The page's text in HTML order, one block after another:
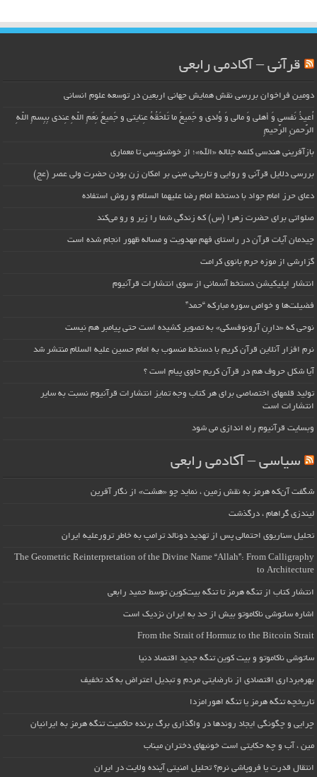
قرآنی – آکادمی رابعی
دومین فراخوان بررسی نقش همایش جهانی اربعین در توسعه علوم انسانی
اُعیذُ نَفسی وَ أهلی وَ مالی وَ وُلدی و جَمیعَ ما تَلحَقُهُ عِنایتی و جَمیعَ نِعَمِ اللّهِ عِندی بِبِسمِ اللّهِ
الرَّحمنِ الرَّحیمِ
بازآفرینی هندسی کلمه جلاله «الله»؛ از خوشنویسی تا معماری
بررسی دلایل قرآنی و روایی و تاریخی مبنی بر امکان زن بودن حضرت ولی عصر (عج)
دعای حرز امام جواد با دستخط امام رضا علیهما السلام و روش استفاده
صلواتی برای حضرت زهرا (س) که زندگی شما را زیر و رو می‌کند
چیدمان آیات قرآن در راستای فهم مهدویت و مساله ظهور انجام شده است
گزارشی از موزه حرم بانوی کرامت
انتشار اپلیکیشن دستخط آسمانی از سوی انتشارات قرآنیوم
فضیلت‌ها و خواص سوره مبارکه “حمد”
نوحی که «دارِن آرونوفسکی» به تصویر کشیده است حتی پیامبر هم نیست
نرم افزار آنلاین قرآن کریم با دستخط منسوب به امام حسین علیه السلام منتشر شد
آیا شکل حروف هم در قرآن کریم حاوی پیام است ؟
تولید قلمهای اختصاصی برای هر کتاب وجه تمایز انتشارات قرآنیوم نسبت به سایر
انتشارات است
وبسایت قرآنیوم راه اندازی می شود
سیاسی – آکادمی رابعی
شگفت آن‌که هرمز به نقش زمین ، نماید چو «هشت» از نگار آفرین
لیندزی گراهام ، درگذشت
تحلیل سناریوی احتمالی پس از تهدید دونالد ترامپ به خاطر ترورعلیه ایران
The Geometric Reinterpretation of the Divine Name “Allah”: From Calligraphy
to Architecture
انتشار کتاب از تنگه هرمز تا تنگه بیت‌کوین توسط حمید رابعی
اشاره ساتوشی ناکاموتو بیش از حد به ایران نزدیک است
From the Strait of Hormuz to the Bitcoin Strait
ساتوشی ناکاموتو و بیت کوین تنگه جدید اقتصاد دنیا
بهره‌برداری اقتصادی از نارضایتی مردم و تبدیل اعتراض به کد تخفیف
تاریخچه تنگه هرمز یا تنگه اهورامزدا
چرایی و چگونگی ایجاد روندها در واگذاری برگ برنده حاکمیت تنگه هرمز به ایرانیان
مین ، آب و چه حکایتی است خونبهای دختران میناب
انتقال قدرت یا فروپاشی نرم؟ تحلیل امنیتی آینده ولایت در ایران